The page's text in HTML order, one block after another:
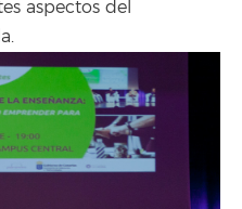
aspectos del